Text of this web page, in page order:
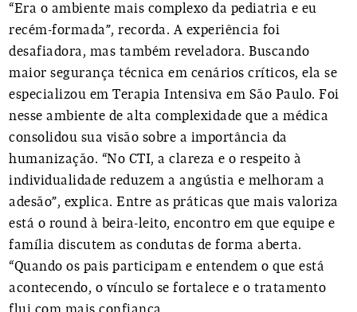
“Era o ambiente mais complexo da pediatria e eu
recém-formada”, recorda. A experiência foi
desafiadora, mas também reveladora. Buscando
maior segurança técnica em cenários críticos, ela se
especializou em Terapia Intensiva em São Paulo. Foi
nesse ambiente de alta complexidade que a médica
consolidou sua visão sobre a importância da
humanização. “No CTI, a clareza e o respeito à
individualidade reduzem a angústia e melhoram a
adesão”, explica. Entre as práticas que mais valoriza
está o round à beira-leito, encontro em que equipe e
família discutem as condutas de forma aberta.
“Quando os pais participam e entendem o que está
acontecendo, o vínculo se fortalece e o tratamento